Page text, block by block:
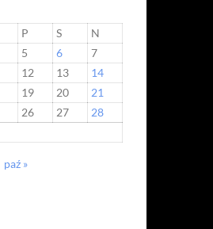
P S
N
5 6
7
12 13
14
19 20
21
26 27
28
paź »